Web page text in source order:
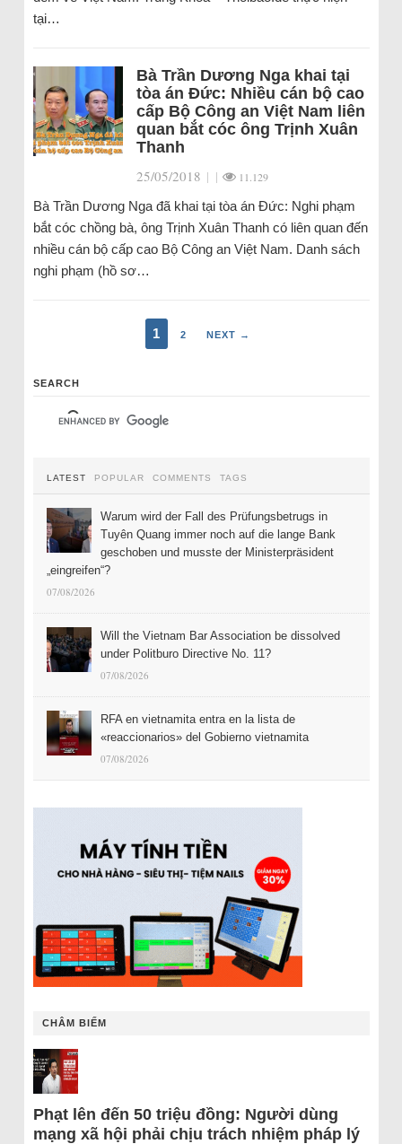
tại…
Bà Trần Dương Nga khai tại
tòa án Đức: Nhiều cán bộ cao
cấp Bộ Công an Việt Nam liên
quan bắt cóc ông Trịnh Xuân
Thanh
25/05/2018 | | 11.129
Bà Trần Dương Nga đã khai tại tòa án Đức: Nghi phạm
bắt cóc chồng bà, ông Trịnh Xuân Thanh có liên quan đến
nhiều cán bộ cấp cao Bộ Công an Việt Nam. Danh sách
nghi phạm (hồ sơ…
1 2 NEXT →
SEARCH
LATEST POPULAR COMMENTS TAGS
Warum wird der Fall des Prüfungsbetrugs in
Tuyên Quang immer noch auf die lange Bank
geschoben und musste der Ministerpräsident
„eingreifen“?
07/08/2026
Will the Vietnam Bar Association be dissolved
under Politburo Directive No. 11?
07/08/2026
RFA en vietnamita entra en la lista de
«reaccionarios» del Gobierno vietnamita
07/08/2026
CHÂM BIẾM
Phạt lên đến 50 triệu đồng: Người dùng
mạng xã hội phải chịu trách nhiệm pháp lý